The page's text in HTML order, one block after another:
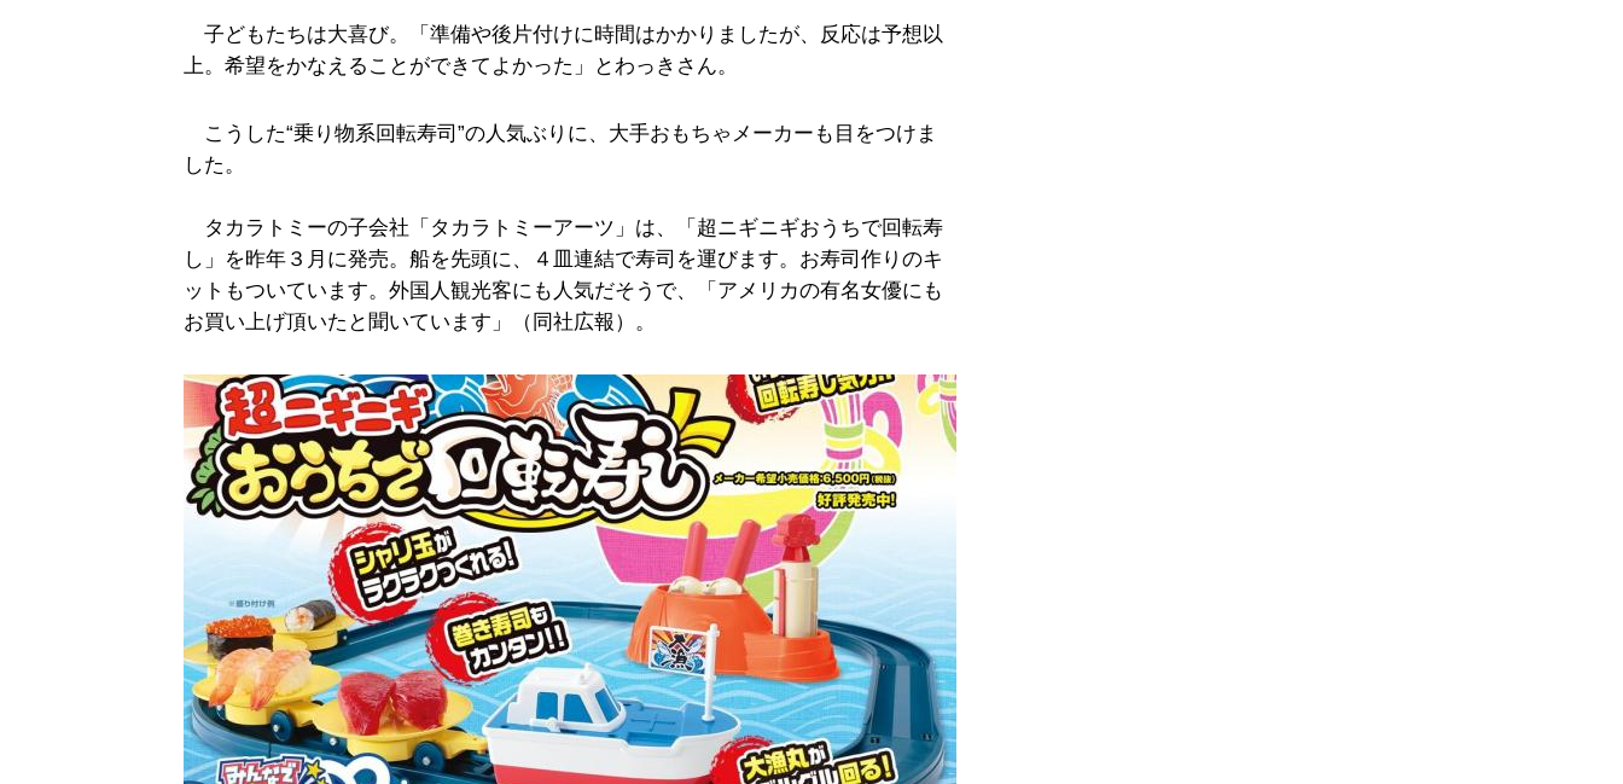
子どもたちは大喜び。「準備や後片付けに時間はかかりましたが、反応は予想以
上。希望をかなえることができてよかった」とわっきさん。
こうした“乗り物系回転寿司”の人気ぶりに、大手おもちゃメーカーも目をつけま
した。
タカラトミーの子会社「タカラトミーアーツ」は、「超ニギニギおうちで回転寿
し」を昨年３月に発売。船を先頭に、４皿連結で寿司を運びます。お寿司作りのキ
ットもついています。外国人観光客にも人気だそうで、「アメリカの有名女優にも
お買い上げ頂いたと聞いています」（同社広報）。